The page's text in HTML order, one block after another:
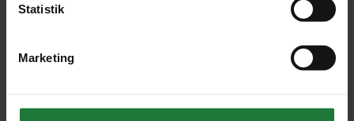
Statistik
Marketing